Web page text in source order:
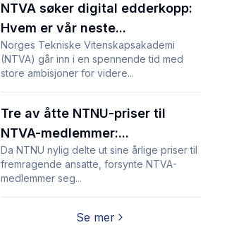
NTVA søker digital edderkopp:
Hvem er vår neste...
Norges Tekniske Vitenskapsakademi
(NTVA) går inn i en spennende tid med
store ambisjoner for videre...
Tre av åtte NTNU-priser til
NTVA-medlemmer:...
Da NTNU nylig delte ut sine årlige priser til
fremragende ansatte, forsynte NTVA-
medlemmer seg...
Se mer